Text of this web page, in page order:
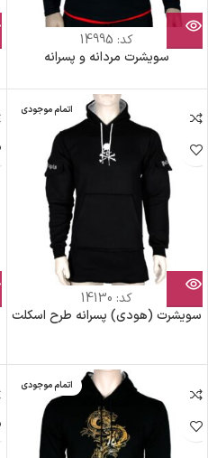
کد: 14995
سویشرت مردانه و پسرانه
اتمام موجودی
کد: 14130
سویشرت (هودی) پسرانه طرح اسکلت
اتمام موجودی